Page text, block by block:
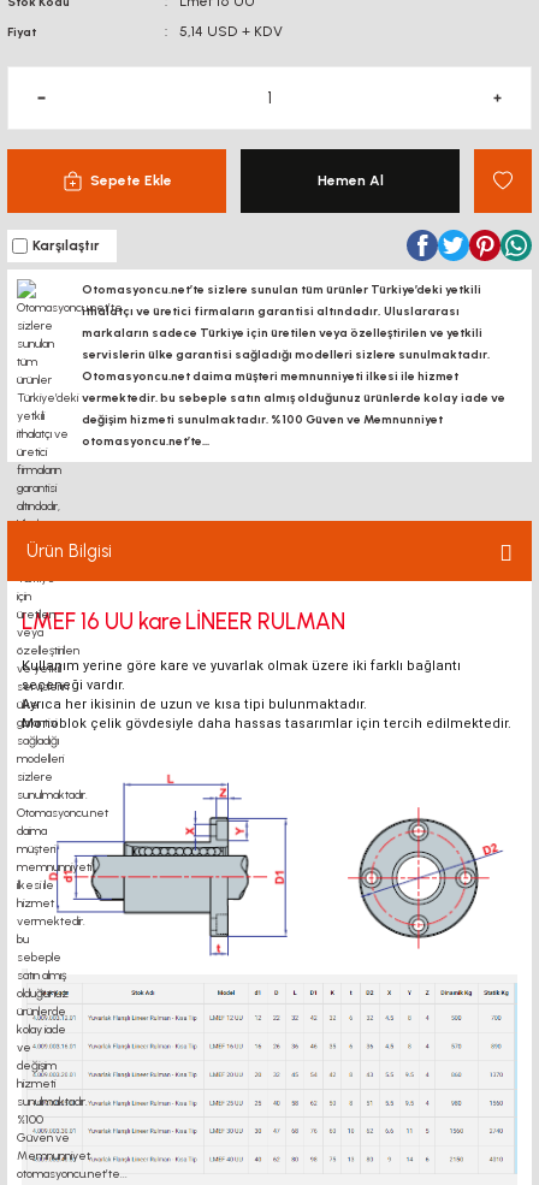
Fiyat 5,14 USD + KDV
Sepete Ekle Hemen Al
Karşılaştır
Otomasyoncu.net’te sizlere sunulan tüm ürünler Türkiye’deki yetkili
ithalatçı ve üretici firmaların garantisi altındadır, Uluslararası
markaların sadece Türkiye için üretilen veya özelleştirilen ve yetkili
servislerin ülke garantisi sağladığı modelleri sizlere sunulmaktadır.
Otomasyoncu.net daima müşteri memnunniyeti ilkesi ile hizmet
vermektedir. bu sebeple satın almış olduğunuz ürünlerde kolay iade ve
değişim hizmeti sunulmaktadır. %100 Güven ve Memnunniyet
otomasyoncu.net’te...
Ürün Bilgisi
LMEF 16 UU kare LİNEER RULMAN
Kullanım yerine göre kare ve yuvarlak olmak üzere iki farklı bağlantı
seçeneği vardır.
Ayrıca her ikisinin de uzun ve kısa tipi bulunmaktadır.
Monoblok çelik gövdesiyle daha hassas tasarımlar için tercih edilmektedir.